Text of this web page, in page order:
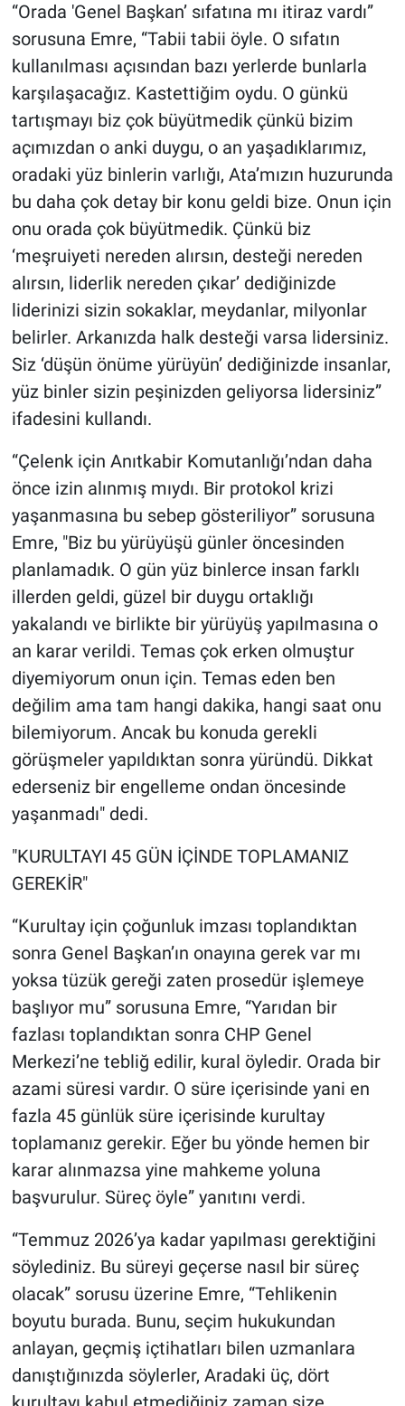
“Orada 'Genel Başkan’ sıfatına mı itiraz vardı”
sorusuna Emre, “Tabii tabii öyle. O sıfatın
kullanılması açısından bazı yerlerde bunlarla
karşılaşacağız. Kastettiğim oydu. O günkü
tartışmayı biz çok büyütmedik çünkü bizim
açımızdan o anki duygu, o an yaşadıklarımız,
oradaki yüz binlerin varlığı, Ata’mızın huzurunda
bu daha çok detay bir konu geldi bize. Onun için
onu orada çok büyütmedik. Çünkü biz
‘meşruiyeti nereden alırsın, desteği nereden
alırsın, liderlik nereden çıkar’ dediğinizde
liderinizi sizin sokaklar, meydanlar, milyonlar
belirler. Arkanızda halk desteği varsa lidersiniz.
Siz ‘düşün önüme yürüyün’ dediğinizde insanlar,
yüz binler sizin peşinizden geliyorsa lidersiniz”
ifadesini kullandı.
“Çelenk için Anıtkabir Komutanlığı’ndan daha
önce izin alınmış mıydı. Bir protokol krizi
yaşanmasına bu sebep gösteriliyor” sorusuna
Emre, "Biz bu yürüyüşü günler öncesinden
planlamadık. O gün yüz binlerce insan farklı
illerden geldi, güzel bir duygu ortaklığı
yakalandı ve birlikte bir yürüyüş yapılmasına o
an karar verildi. Temas çok erken olmuştur
diyemiyorum onun için. Temas eden ben
değilim ama tam hangi dakika, hangi saat onu
bilemiyorum. Ancak bu konuda gerekli
görüşmeler yapıldıktan sonra yüründü. Dikkat
ederseniz bir engelleme ondan öncesinde
yaşanmadı" dedi.
"KURULTAYI 45 GÜN İÇİNDE TOPLAMANIZ
GEREKİR"
“Kurultay için çoğunluk imzası toplandıktan
sonra Genel Başkan’ın onayına gerek var mı
yoksa tüzük gereği zaten prosedür işlemeye
başlıyor mu” sorusuna Emre, “Yarıdan bir
fazlası toplandıktan sonra CHP Genel
Merkezi’ne tebliğ edilir, kural öyledir. Orada bir
azami süresi vardır. O süre içerisinde yani en
fazla 45 günlük süre içerisinde kurultay
toplamanız gerekir. Eğer bu yönde hemen bir
karar alınmazsa yine mahkeme yoluna
başvurulur. Süreç öyle” yanıtını verdi.
“Temmuz 2026’ya kadar yapılması gerektiğini
söylediniz. Bu süreyi geçerse nasıl bir süreç
olacak” sorusu üzerine Emre, “Tehlikenin
boyutu burada. Bunu, seçim hukukundan
anlayan, geçmiş içtihatları bilen uzmanlara
danıştığınızda söylerler, Aradaki üç, dört